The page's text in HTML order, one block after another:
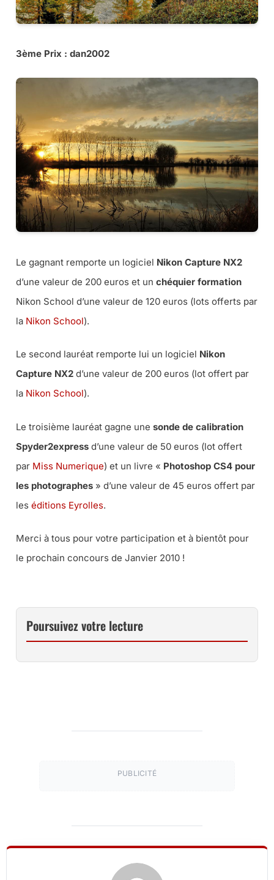
3ème Prix : dan2002
Le gagnant remporte un logiciel Nikon Capture NX2
d’une valeur de 200 euros et un chéquier formation
Nikon School d’une valeur de 120 euros (lots offerts par
la Nikon School).
Le second lauréat remporte lui un logiciel Nikon
Capture NX2 d’une valeur de 200 euros (lot offert par
la Nikon School).
Le troisième lauréat gagne une sonde de calibration
Spyder2express d’une valeur de 50 euros (lot offert
par Miss Numerique) et un livre « Photoshop CS4 pour
les photographes » d’une valeur de 45 euros offert par
les éditions Eyrolles.
Merci à tous pour votre participation et à bientôt pour
le prochain concours de Janvier 2010 !
Poursuivez votre lecture
PUBLICITÉ